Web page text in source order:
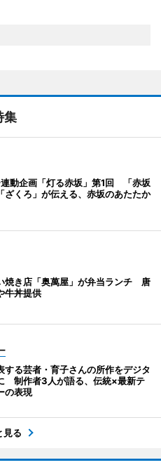
集
動企画「灯る赤坂」第1回 「赤坂
ざくろ」が伝える、赤坂のあたたか
焼き店「奥萬屋」が弁当ランチ 唐
牛丼提供
する芸者・育子さんの所作をデジタ
制作者3人が語る、伝統×最新テ
の表現
見る